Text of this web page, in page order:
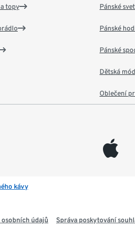
topy Pánské
Pánské
Pánské
Dětská
Oblečení
appleinc
kávy
osobních údajů Správa poskytování